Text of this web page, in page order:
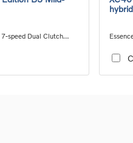
7-speed Dual Clutch